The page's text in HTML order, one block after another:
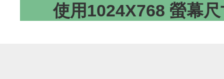
使用1024X768 螢幕